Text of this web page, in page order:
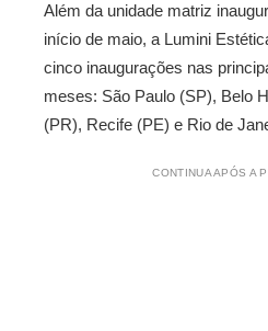
Além da unidade matriz
início de maio, a Lumini
cinco inaugurações nas
meses: São Paulo (SP), Belo
(PR), Recife (PE) e Rio de
CONTINUA APÓS A